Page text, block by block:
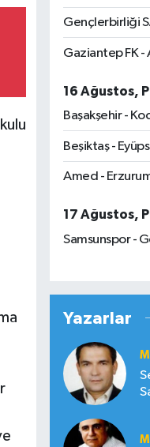
Gençlerbirliği
Gaziantep FK -
16 Ağustos,
Başakşehir -
Beşiktaş -
Amed -
17 Ağustos,
Samsunspor -
Yazarlar